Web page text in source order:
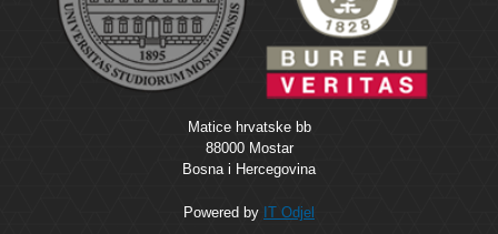
Matice hrvatske bb
88000 Mostar
Bosna i Hercegovina
Powered by IT Odjel